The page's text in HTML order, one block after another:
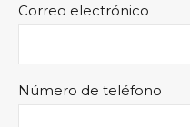
Correo electrónico
Número de teléfono